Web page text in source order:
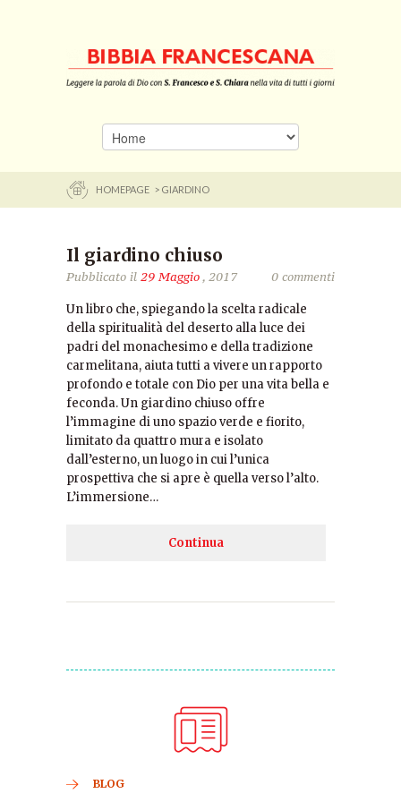
HOMEPAGE > GIARDINO
Il giardino chiuso
Pubblicato il 29 Maggio, 2017 0 commenti
Un libro che, spiegando la scelta radicale
della spiritualità del deserto alla luce dei
padri del monachesimo e della tradizione
carmelitana, aiuta tutti a vivere un rapporto
profondo e totale con Dio per una vita bella e
feconda. Un giardino chiuso offre
l’immagine di uno spazio verde e fiorito,
limitato da quattro mura e isolato
dall’esterno, un luogo in cui l’unica
prospettiva che si apre è quella verso l’alto.
L’immersione…
Continua
BLOG